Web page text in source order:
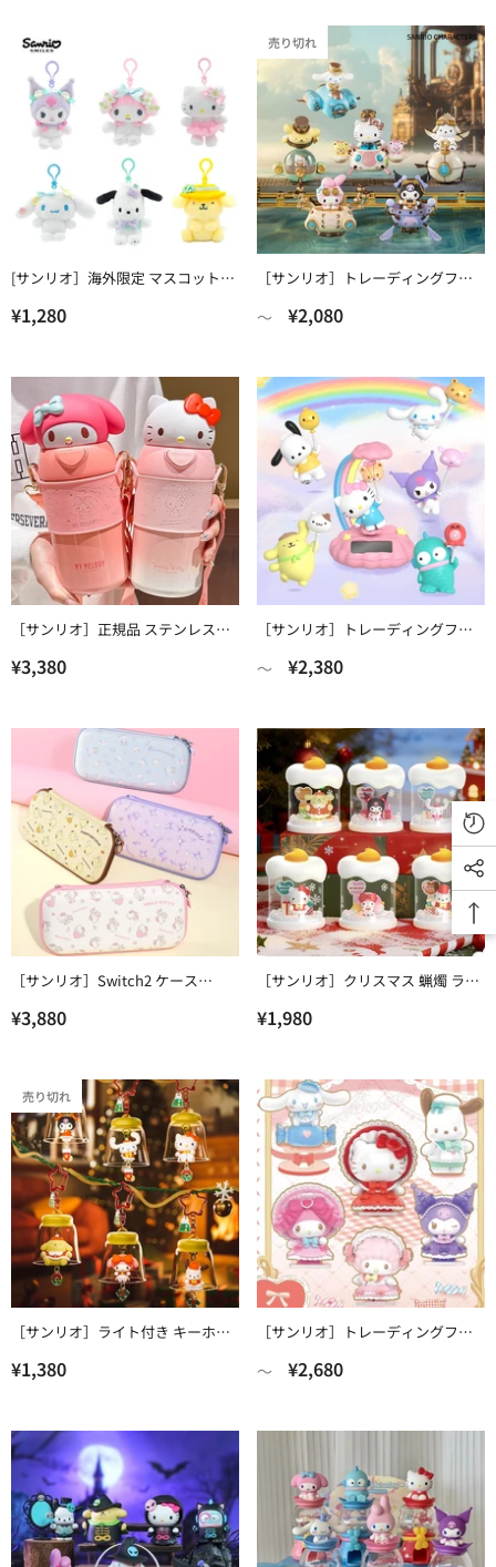
[サンリオ］海外限定 マスコット
【花】
¥1,280
売り切れ
［サンリオ］トレーディングフィ
ギュア 中身確認【蒸汽】
〜 ¥2,080
［サンリオ］正規品 ステンレスマ
グ ボトル 560ML
¥3,380
［サンリオ］トレーディングフィ
ギュア 中身確認【太陽光発電】
〜 ¥2,380
［サンリオ］Switch2 ケース
【QZVRYG】
¥3,880
［サンリオ］クリスマス 蝋燭 ライ
ト【CN5B7I】
¥1,980
売り切れ
［サンリオ］ライト付き キーホル
ダー【FNT2X6】
¥1,380
［サンリオ］トレーディングフィ
ギュア 中身確認【童话】
〜 ¥2,680